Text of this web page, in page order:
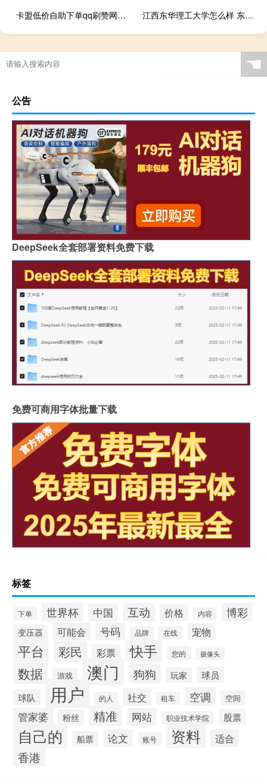
卡盟低价自助下单qq刷赞网站免费版2019(卡盟刷qb)
江西东华理工大学怎么样 东华理工大学怎么样
☚
公告
DeepSeek全套部署资料免费下载
免费可商用字体批量下载
标签
下单 世界杯 中国 互动 价格 内容 博彩
变压器 可能会 号码 品牌 在线 宠物
平台 彩民 彩票 快手 您的 摄像头
数据 游戏 澳门 狗狗 玩家
球员
球队
用户 的人 社交 租车 空调 空间
管家婆 粉丝 精准 网站 职业技术学院 股票
自己的 船票 论文 账号 资料 适合
香港